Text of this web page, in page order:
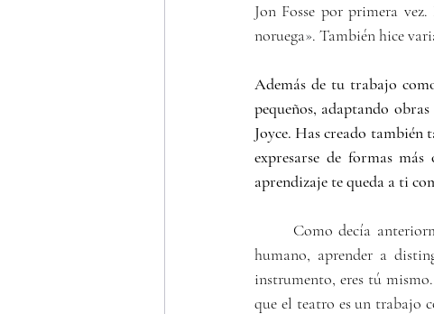
Jon Fosse por primera
noruega». También hice
Además de tu trabajo
pequeños, adaptando obras
Joyce. Has creado también
expresarse de formas más
aprendizaje te queda a ti
humano, aprender a
instrumento, eres tú
que el teatro es un trabajo